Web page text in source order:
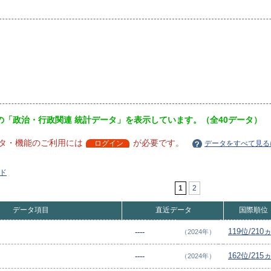
「政治・行政関連 統計データ」を表示しています。（全40データ）
・機能のご利用には ログイン が必要です。 データをすべて見
1
2
データ項目 直近データ 国際順位
---- （2024年） 119位/210
---- （2024年） 162位/215